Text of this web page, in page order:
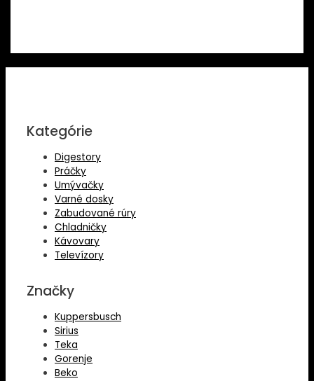
Kategórie
Digestory
Práčky
Umývačky
Varné dosky
Zabudované rúry
Chladničky
Kávovary
Televízory
Značky
Kuppersbusch
Sirius
Teka
Gorenje
Beko